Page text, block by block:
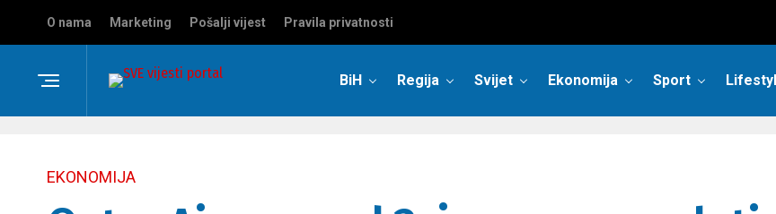
O nama Marketing Pošalji vijest Pravila privatnosti
BiH Regija Svijet Ekonomija Sport
EKONOMIJA